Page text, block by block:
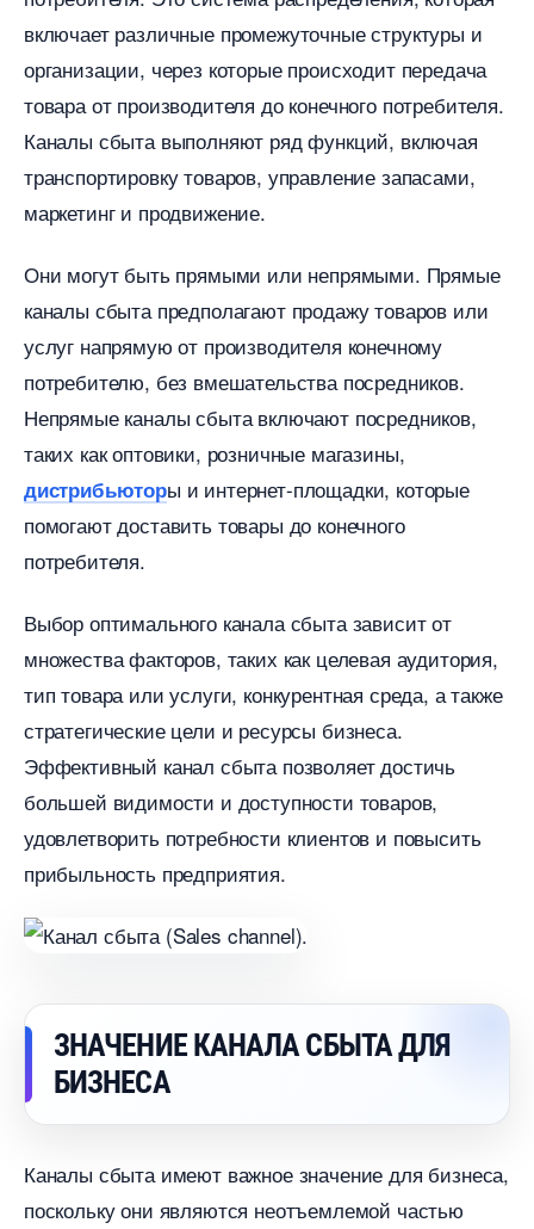
ключает различные промежуточные структуры и
организации, через которые происходит передача
товара от производителя до конечного потребителя.
Каналы сбыта выполняют ряд функций, включая
транспортировку товаров, управление запасами,
маркетинг и продвижение.​
Они могут быть прямыми или непрямыми.​ Прямые
каналы сбыта предполагают продажу товаров или
услуг напрямую от производителя конечному
потребителю, без вмешательства посредников.​
Непрямые каналы сбыта включают посредников,
таких как оптовики, розничные магазины,
дистрибьюторы и интернет-площадки, которые
помогают доставить товары до конечного
потребителя.
ыбор оптимального канала сбыта зависит от
множества факторов, таких как целевая аудитория,
тип товара или услуги, конкурентная среда, а также
стратегические цели и ресурсы бизнеса.​
Эффективный канал сбыта позволяет достичь
ольшей видимости и доступности товаров,
удовлетворить потребности клиентов и повысить
прибыльность предприятия.
ЗНАЧЕНИЕ КАНАЛА СБЫТА ДЛЯ
БИЗНЕСА
Каналы сбыта имеют важное значение для бизнеса,
поскольку они являются неотъемлемой частью